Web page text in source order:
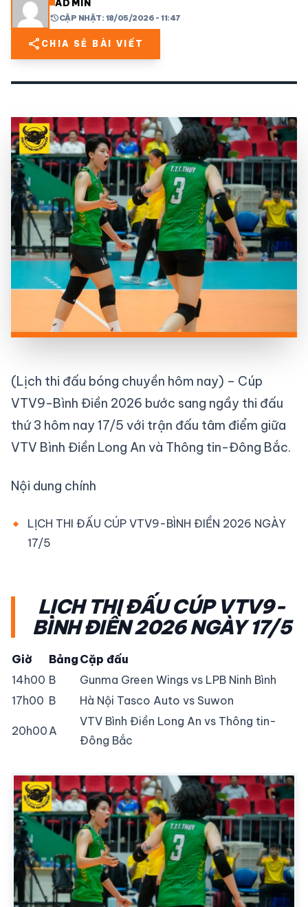
share mail
ADMIN
historyCẬP NHẬT: 18/05/2026 - 11:47
share CHIA SẺ BÀI VIẾT
(Lịch thi đấu bóng chuyền hôm nay) – Cúp
VTV9-Bình Điền 2026 bước sang ngầy thi đấu
thứ 3 hôm nay 17/5 với trận đấu tâm điểm giữa
VTV Bình Điền Long An và Thông tin-Đông Bắc.
Nội dung chính
LỊCH THI ĐẤU CÚP VTV9-BÌNH ĐIỀN 2026 NGÀY
17/5
LỊCH THI ĐẤU CÚP VTV9-
BÌNH ĐIỀN 2026 NGÀY 17/5
Giờ Bảng Cặp đấu
14h00 B
Gunma Green Wings vs LPB Ninh Bình
17h00 B Hà Nội Tasco Auto vs Suwon
20h00A
VTV Bình Điền Long An vs Thông tin-
Đông Bắc